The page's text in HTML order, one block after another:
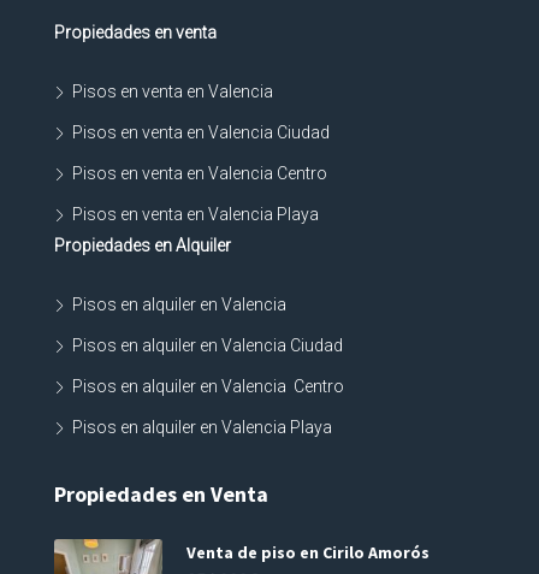
Propiedades en venta
Pisos en venta en Valencia
Pisos en venta en Valencia Ciudad
Pisos en venta en Valencia Centro
Pisos en venta en Valencia Playa
Propiedades en Alquiler
Pisos en alquiler en Valencia
Pisos en alquiler en Valencia Ciudad
Pisos en alquiler en Valencia Centro
Pisos en alquiler en Valencia Playa
Propiedades en Venta
Venta de piso en Cirilo Amorós